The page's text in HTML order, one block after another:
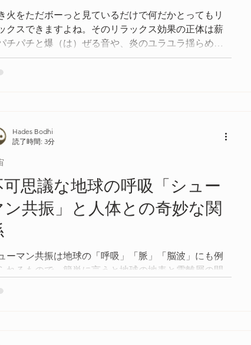
火をただボーっと見ているだけで何だかとってもリ
クスできますよね。そのリラックス効果の正体は薪
チパチと爆（は）ぜる音や、炎のユラユラ揺らめく
らぎ」にあります。
可思議な地球の呼吸「シュー
ン共振」と人体との奇妙な関
ーマン共振は地球の「呼吸」「脈」「脳波」にも例
れるもので、簡単に言うと地球の地表と電離層の間
Hades Bodhi
読了時間: 3分